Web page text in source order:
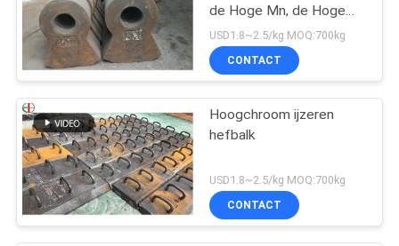
de Hoge Mn, de Hoge
Hamer Uit gegoten staal
EB19047 van de
Chromiumlegering
USD1.8~2.5/kg MOQ:700kg
CONTACT
Hoogchroom ijzeren
hefbalk
USD1.8~2.5/kg MOQ:700kg
CONTACT